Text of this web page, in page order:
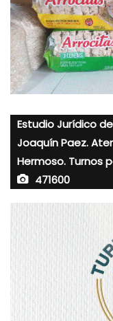
Estudio Jurídico
Joaquín Paez.
Hermoso. Turnos
471600